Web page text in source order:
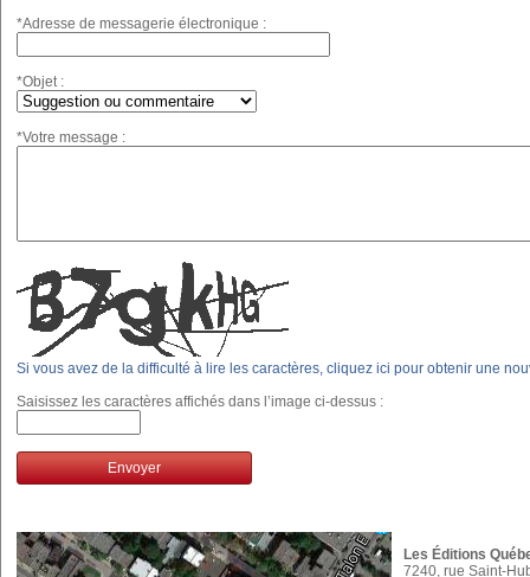
*Adresse de messagerie électronique :
*Objet :
*Votre message :
Si vous avez de la difficulté à lire les caractères, cliquez ici pour obtenir une
Saisissez les caractères affichés dans l’image ci-dessus :
Envoyer
Les Éditions
7240, rue Saint-